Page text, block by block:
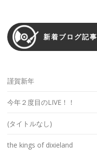
新着ブログ記事
謹賀新年
今年２度目のLIVE！！
(タイトルなし)
the kings of dixieland